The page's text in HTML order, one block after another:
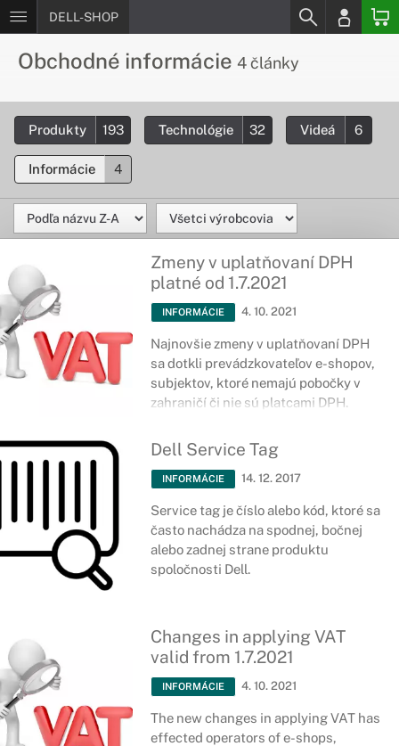
DELL-SHOP
Obchodné informácie 4 články
Produkty 193 Technológie 32 Videá 6
Informácie 4
Zmeny v uplatňovaní DPH
platné od 1.7.2021
INFORMÁCIE 4. 10. 2021
Najnovšie zmeny v uplatňovaní DPH
sa dotkli prevádzkovateľov e-shopov,
subjektov, ktoré nemajú pobočky v
zahraničí či nie sú platcami DPH.
Dell Service Tag
INFORMÁCIE 14. 12. 2017
Service tag je číslo alebo kód, ktoré sa
často nachádza na spodnej, bočnej
alebo zadnej strane produktu
spoločnosti Dell.
Changes in applying VAT
valid from 1.7.2021
INFORMÁCIE 4. 10. 2021
The new changes in applying VAT has
effected operators of e-shops,